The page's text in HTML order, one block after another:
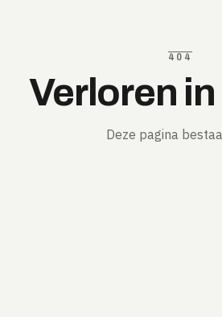
404
Verloren
Deze pagina